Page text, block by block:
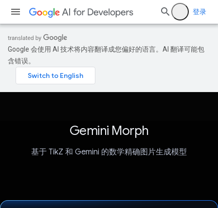
登录
Google 会使用 AI 技术将内容翻译成您偏好的语言。AI 翻译可能包
含错误。
Gemini Morph
基于 TikZ 和 Gemini 的数学精确图片生成模型